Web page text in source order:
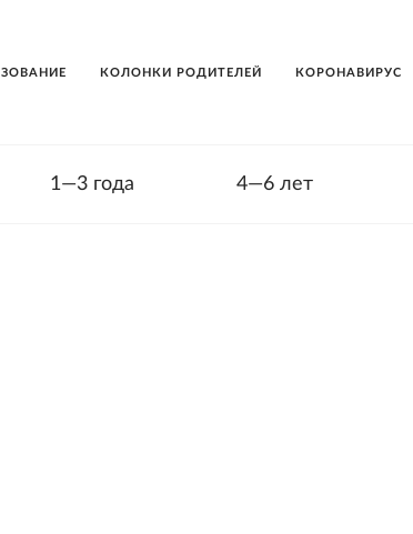
КОЛОНКИ РОДИТЕЛЕЙ КОРОНАВИРУС
1—3 года 4—6 лет